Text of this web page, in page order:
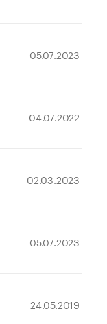
05.07.2023
04.07.2022
02.03.2023
05.07.2023
24.05.2019